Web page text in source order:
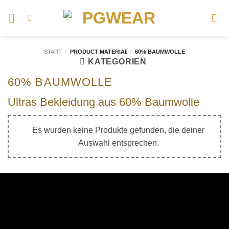
START / PRODUCT MATERIAŁ / 60% BAUMWOLLE
KATEGORIEN
60% BAUMWOLLE
Ultras Bekleidung aus 60% Baumwolle
Es wurden keine Produkte gefunden, die deiner
Auswahl entsprechen.